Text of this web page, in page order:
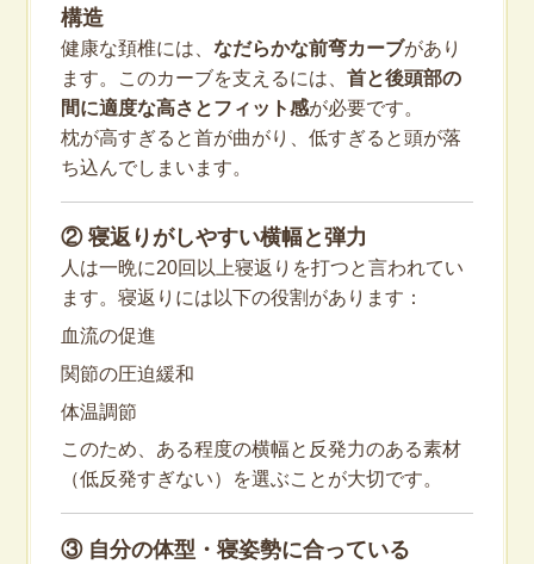
構造
健康な頚椎には、 なだらかな前弯カーブがあり
ます。このカーブを支えるには、 首と後頭部の
間に適度な高さとフィット感が必要です。
枕が高すぎると首が曲がり、低すぎると頭が落
ち込んでしまいます。
② 寝返りがしやすい横幅と弾力
人は一晩に20回以上寝返りを打つと言われてい
ます。寝返りには以下の役割があります：
血流の促進
関節の圧迫緩和
体温調節
このため、ある程度の横幅と反発力のある素材
（低反発すぎない）を選ぶことが大切です。
③ 自分の体型・寝姿勢に合っている